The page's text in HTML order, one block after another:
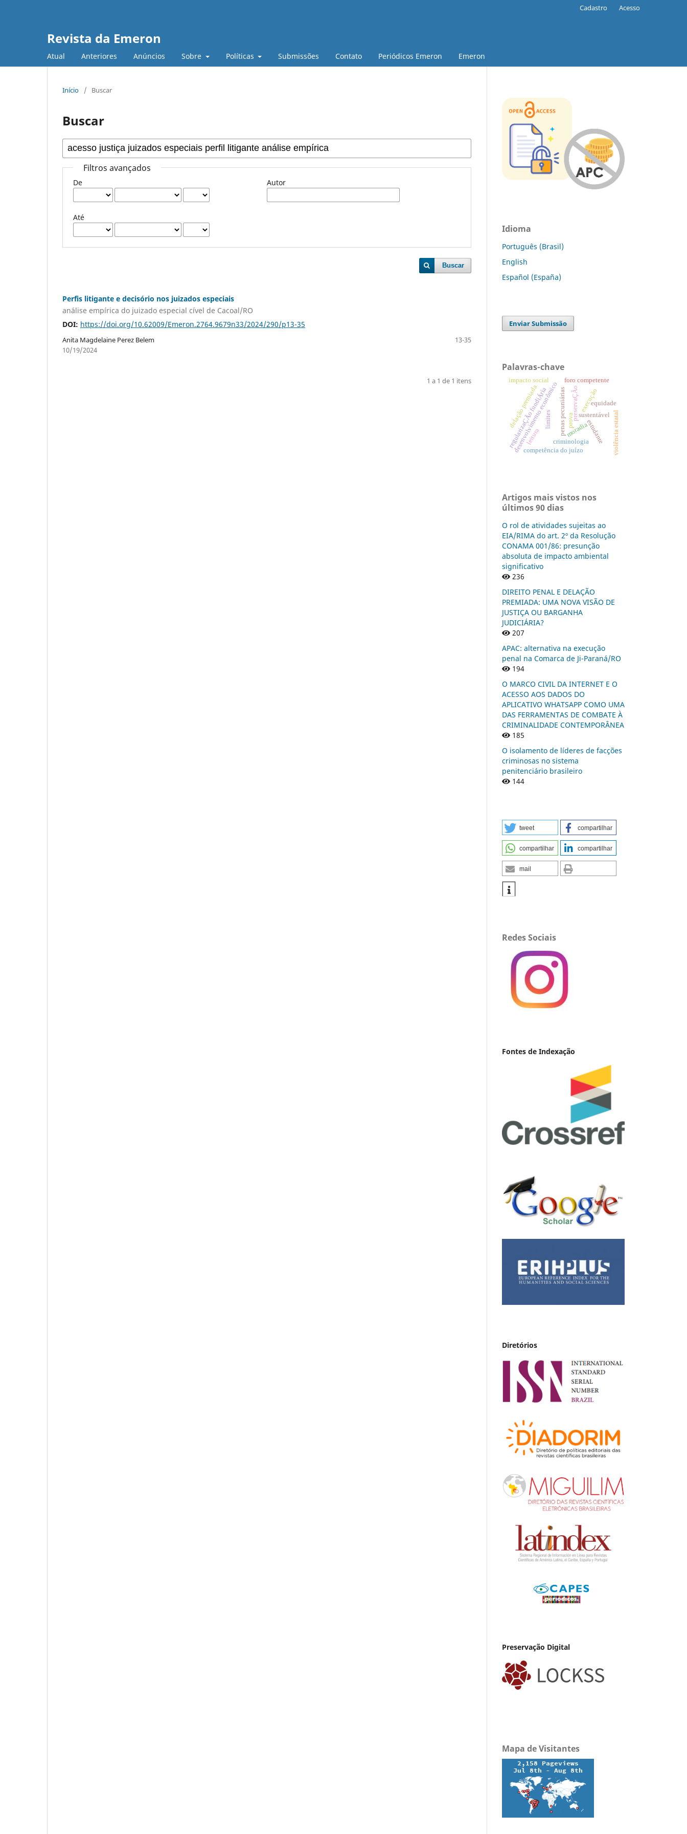
Revista da Emeron
Atual Anteriores Anúncios Sobre Políticas Submissões Contato Periódicos Emeron Emeron
Cadastro Acesso
Início / Buscar
Buscar
Filtros avançados
De
Até
Autor
Buscar
Perfis litigante e decisório nos juizados especiais
análise empírica do juizado especial cível de Cacoal/RO
DOI: https://doi.org/10.62009/Emeron.2764.9679n33/2024/290/p13-35
Anita Magdelaine Perez Belem
13-35
10/19/2024
1 a 1 de 1 itens
Idioma
Português (Brasil)
English
Español (España)
Enviar Submissão
Palavras-chave
penas pecuniáriaspreservaÇÃo
criminologia
desenvolvimento econômico sustentável
leitura
regularizaÇÃo fundiÁria moradia
competência do juízo
execução
foro competente
delação premiada
impacto social
equidade
limites prova estudante violência estatal
Artigos mais vistos nos
últimos 90 dias
O rol de atividades sujeitas ao
EIA/RIMA do art. 2º da Resolução
CONAMA 001/86: presunção
absoluta de impacto ambiental
significativo
236
DIREITO PENAL E DELAÇÃO
PREMIADA: UMA NOVA VISÃO DE
JUSTIÇA OU BARGANHA
JUDICIÁRIA?
207
APAC: alternativa na execução
penal na Comarca de Ji-Paraná/RO
194
O MARCO CIVIL DA INTERNET E O
ACESSO AOS DADOS DO
APLICATIVO WHATSAPP COMO UMA
DAS FERRAMENTAS DE COMBATE À
CRIMINALIDADE CONTEMPORÂNEA
185
O isolamento de líderes de facções
criminosas no sistema
penitenciário brasileiro
144
tweet compartilhar
compartilhar compartilhar
mail
Redes Sociais
Fontes de Indexação
Diretórios
Preservação Digital
Mapa de Visitantes